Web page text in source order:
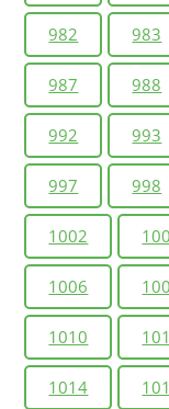
982 983
987 988
992 993
997 998
1002
1006
1010
1014